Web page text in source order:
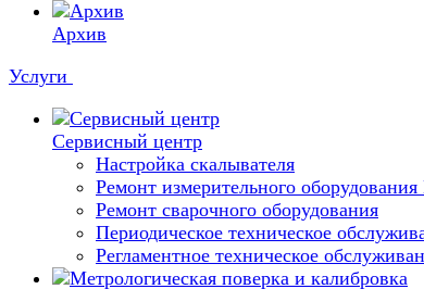
Архив
Услуги
Сервисный центр
Настройка скалывателя
Ремонт измерительного
Ремонт сварочного оборудования
Периодическое техническое
Регламентное техническое